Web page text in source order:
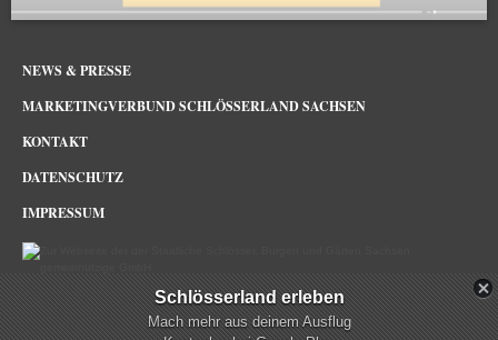
NEWS & PRESSE
MARKETINGVERBUND SCHLÖSSERLAND SACHSEN
KONTAKT
DATENSCHUTZ
IMPRESSUM
Schlösserland Sachsen im Netz
Schlösserland erleben
Mach mehr aus deinem Ausflug